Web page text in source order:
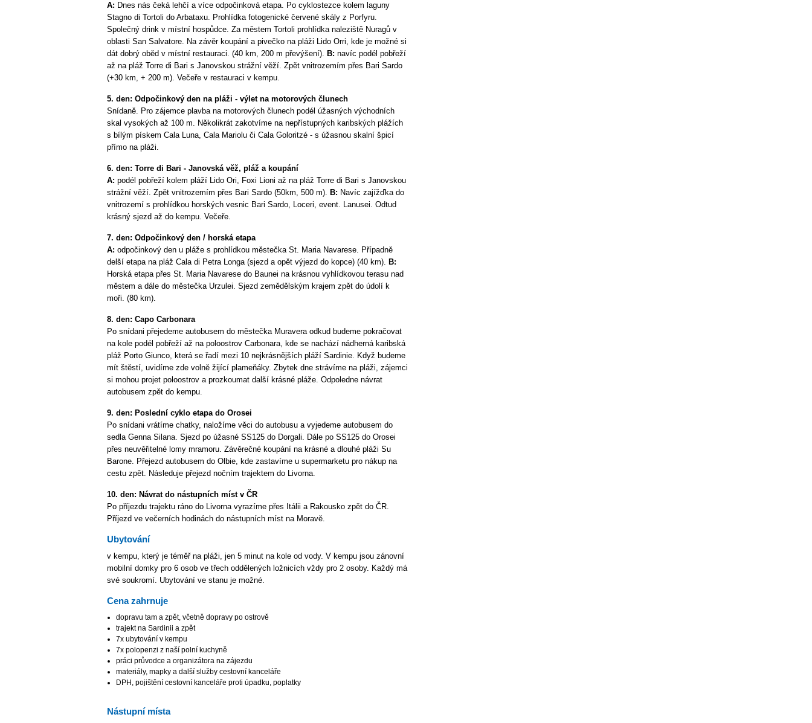
A: Dnes nás čeká lehčí a více odpočinková etapa. Po cyklostezce kolem laguny
Stagno di Tortoli do Arbataxu. Prohlídka fotogenické červené skály z Porfyru.
Společný drink v místní hospůdce. Za městem Tortoli prohlídka naleziště Nuragů v
oblasti San Salvatore. Na závěr koupání a pivečko na pláži Lido Orri, kde je možné si
dát dobrý oběd v místní restauraci. (40 km, 200 m převýšení). B: navíc podél pobřeží
až na pláž Torre di Bari s Janovskou strážní věží. Zpět vnitrozemím přes Bari Sardo
(+30 km, + 200 m). Večeře v restauraci v kempu.
5. den: Odpočinkový den na pláži - výlet na motorových člunech
Snídaně. Pro zájemce plavba na motorových člunech podél úžasných východních
skal vysokých až 100 m. Několikrát zakotvíme na nepřístupných karibských plážích
s bílým pískem Cala Luna, Cala Mariolu či Cala Goloritzé - s úžasnou skalní špicí
přímo na pláži.
6. den: Torre di Bari - Janovská věž, pláž a koupání
A: podél pobřeží kolem pláží Lido Ori, Foxi Lioni až na pláž Torre di Bari s Janovskou
strážní věží. Zpět vnitrozemím přes Bari Sardo (50km, 500 m). B: Navíc zajížďka do
vnitrozemí s prohlídkou horských vesnic Bari Sardo, Loceri, event. Lanusei. Odtud
krásný sjezd až do kempu. Večeře.
7. den: Odpočinkový den / horská etapa
A: odpočinkový den u pláže s prohlídkou městečka St. Maria Navarese. Případně
delší etapa na pláž Cala di Petra Longa (sjezd a opět výjezd do kopce) (40 km). B:
Horská etapa přes St. Maria Navarese do Baunei na krásnou vyhlídkovou terasu nad
městem a dále do městečka Urzulei. Sjezd zemědělským krajem zpět do údolí k
moři. (80 km).
8. den: Capo Carbonara
Po snídani přejedeme autobusem do městečka Muravera odkud budeme pokračovat
na kole podél pobřeží až na poloostrov Carbonara, kde se nachází nádherná karibská
pláž Porto Giunco, která se řadí mezi 10 nejkrásnějších pláží Sardinie. Když budeme
mít štěstí, uvidíme zde volně žijící plameňáky. Zbytek dne strávíme na pláži, zájemci
si mohou projet poloostrov a prozkoumat další krásné pláže. Odpoledne návrat
autobusem zpět do kempu.
9. den: Poslední cyklo etapa do Orosei
Po snídani vrátíme chatky, naložíme věci do autobusu a vyjedeme autobusem do
sedla Genna Silana. Sjezd po úžasné SS125 do Dorgali. Dále po SS125 do Orosei
přes neuvěřitelné lomy mramoru. Závěrečné koupání na krásné a dlouhé pláži Su
Barone. Přejezd autobusem do Olbie, kde zastavíme u supermarketu pro nákup na
cestu zpět. Následuje přejezd nočním trajektem do Livorna.
10. den: Návrat do nástupních míst v ČR
Po příjezdu trajektu ráno do Livorna vyrazíme přes Itálii a Rakousko zpět do ČR.
Příjezd ve večerních hodinách do nástupních míst na Moravě.
Ubytování
v kempu, který je téměř na pláži, jen 5 minut na kole od vody. V kempu jsou zánovní
mobilní domky pro 6 osob ve třech oddělených ložnicích vždy pro 2 osoby. Každý má
své soukromí. Ubytování ve stanu je možné.
Cena zahrnuje
dopravu tam a zpět, včetně dopravy po ostrově
trajekt na Sardinii a zpět
7x ubytování v kempu
7x polopenzi z naší polní kuchyně
práci průvodce a organizátora na zájezdu
materiály, mapky a další služby cestovní kanceláře
DPH, pojištění cestovní kanceláře proti úpadku, poplatky
Nástupní místa